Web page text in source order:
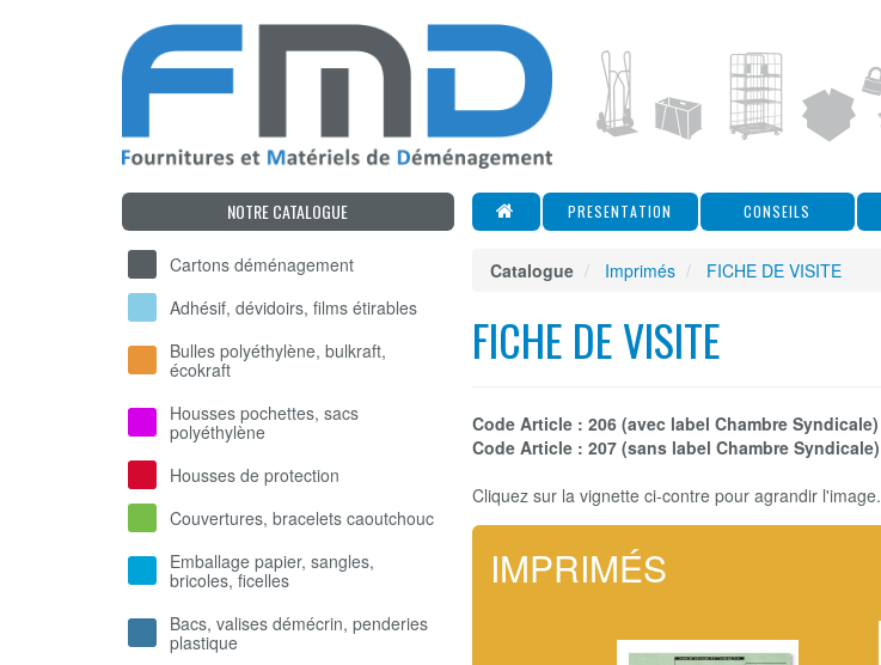
NOTRE CATALOGUE
Cartons déménagement
Adhésif, dévidoirs, films étirables
Bulles polyéthylène, bulkraft,
écokraft
Housses pochettes, sacs
polyéthylène
Housses de protection
Couvertures, bracelets caoutchouc
Emballage papier, sangles,
bricoles, ficelles
Bacs, valises démécrin, penderies
plastique
PRESENTATION CONSEILS
Catalogue Imprimés FICHE DE VISITE
FICHE DE VISITE
Code Article : 206 (avec label Chambre Syndicale)
Code Article : 207 (sans label Chambre Syndicale)
Cliquez sur la vignette ci-contre pour agrandir l'image.
IMPRIMÉS